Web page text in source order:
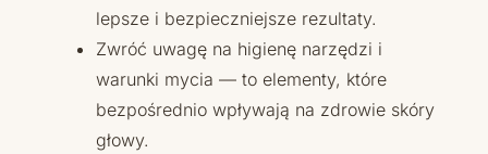
lepsze i bezpieczniejsze rezultaty.
Zwróć uwagę na higienę narzędzi i
warunki mycia — to elementy, które
bezpośrednio wpływają na zdrowie skóry
głowy.